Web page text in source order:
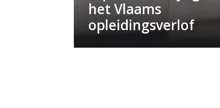
het Vlaams
opleidingsverlof